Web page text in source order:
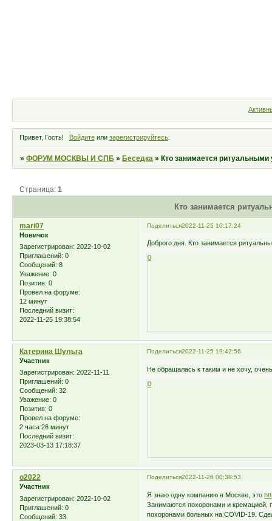
Привет, Гость! Войдитеили зарегистрируйтесь.
»ФОРУМ МОСКВЫ И СПБ »Беседка »Кто занимается ритуальными
Кто занимается
Страница:1
Поделиться2022-11-25 10:17:24
mari07
Новичок
Зарегистрирован: 2022-10-02
Приглашений: 0
Сообщений: 8
Уважение: 0
Позитив: 0
Провел на форуме:
12 минут
Последний визит:
2022-11-25 19:38:54
Доброго дня. Кто занимается
0
Поделиться2022-11-25 19:42:56
Катерина Шульга
Участник
Зарегистрирован: 2022-11-11
Приглашений: 0
Сообщений: 32
Уважение: 0
Позитив: 0
Провел на форуме:
2 часа 26 минут
Последний визит:
2023-03-13 17:18:37
Не обращалась к таким и не хочу,
0
Поделиться2022-11-26 00:38:53
o2022
Участник
Зарегистрирован: 2022-10-02
Приглашений: 0
Сообщений: 33
Я знаю одну компанию в Москве, это
Занимаются похоронами и кремацией,
похоронами больных на COVID-19.